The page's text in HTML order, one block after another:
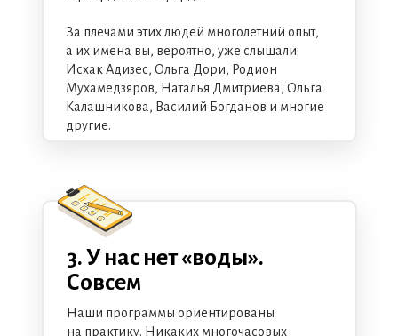
За плечами этих людей многолетний опыт,
а их имена вы, вероятно, уже слышали:
Исхак Адизес, Ольга Дори, Родион
Мухамедзяров, Наталья Дмитриева, Ольга
Калашникова, Василий Богданов и многие
другие.
3. У нас нет «воды».
Совсем
Наши программы ориентированы
на практику. Никаких многочасовых